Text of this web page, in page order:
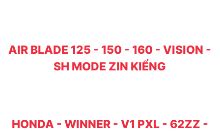
AIR BLADE 125 - 150 - 160 - VISION -
SH MODE ZIN KIỂNG
HONDA - WINNER - V1 PXL - 62ZZ -